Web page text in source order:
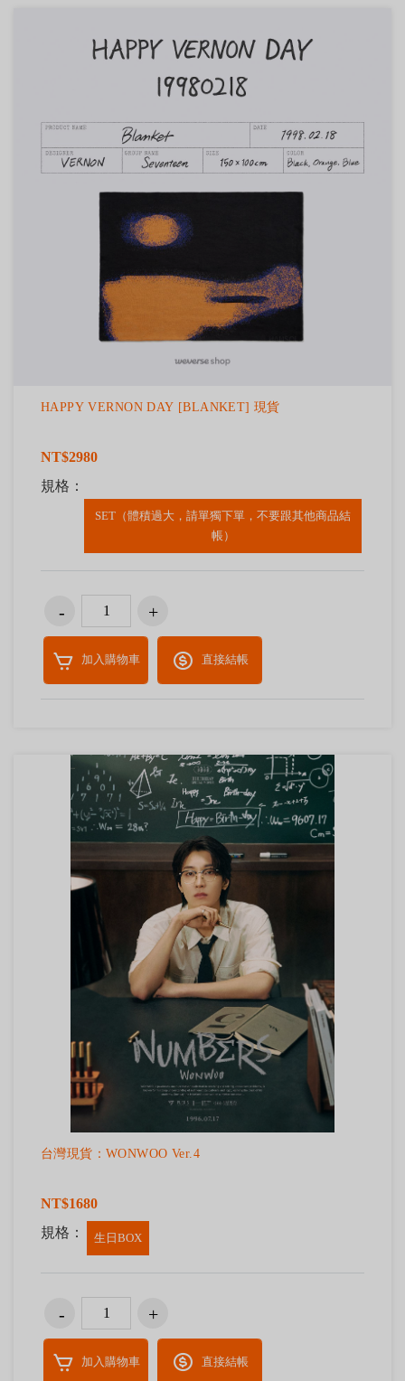
HAPPY VERNON DAY [BLANKET] 現貨
NT$2980
規格：
SET（體積過大，請單獨下單，不要跟其他商品結
帳）
加入購物車 直接結帳
台灣現貨：WONWOO Ver.4
NT$1680
規格：
生日BOX
加入購物車 直接結帳